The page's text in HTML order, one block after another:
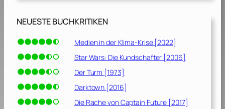
NEUESTE BUCHKRITIKEN
Medien in der Klima-Krise [2022]
Star Wars: Die Kundschafter [2006]
Der Turm [1973]
Darktown [2016]
Die Rache von Captain Future [2017]